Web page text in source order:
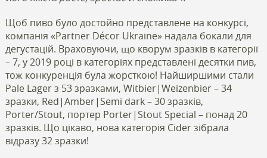
Щоб пиво було достойно представлене на конкурсі,
компанія «Partner Décor Ukraine» надала бокали для
дегустацій. Враховуючи, що кворум зразків в категорії
– 7, у 2019 році в категоріях представлені десятки пив,
тож конкуренція була жорсткою! Найширшими стали
Pale Lager з 53 зразками, Witbier|Weizenbier – 34
зразки, Red|Amber|Semi dark – 30 зразків,
Porter/Stout, портер Porter|Stout Special – понад 20
зразків. Що цікаво, нова категорія Cider зібрала
відразу 32 зразки!